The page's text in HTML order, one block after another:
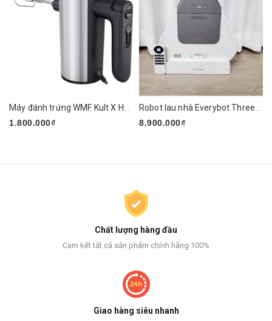
Máy đánh trứng WMF Kult X Handmixer Edition
1.800.000₫
Robot lau nhà Everybot Three-Spin EVO TS400
8.900.000₫
Chất lượng hàng đầu
Cam kết tất cả sản phẩm chính hãng 100%
Giao hàng siêu nhanh